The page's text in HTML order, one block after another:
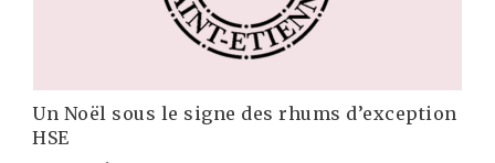
Un Noël sous le signe des rhums d’exception
HSE